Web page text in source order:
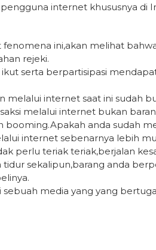
internet khususnya di
fenomena ini,akan melihat
rejeki.
serta berpartisipasi
melalui internet saat ini sudah
melalui internet bukan
booming.Apakah anda sudah
internet sebenarnya lebih
perlu teriak teriak,berjalan
tidur sekalipun,barang anda
media yang yang